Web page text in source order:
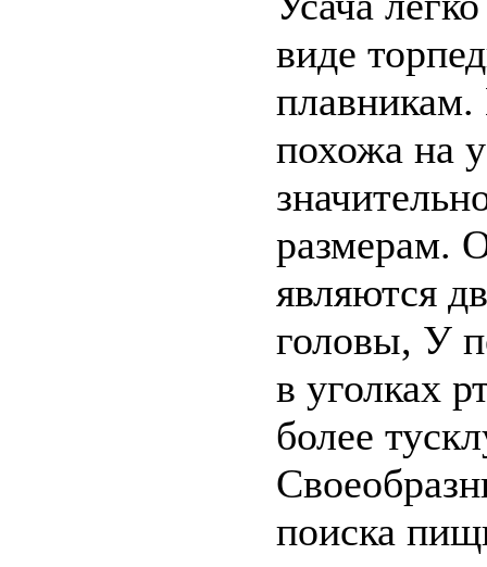
виде
плавникам.
похожа на
размерам.
являются
головы, У
в уголках
более
поиска